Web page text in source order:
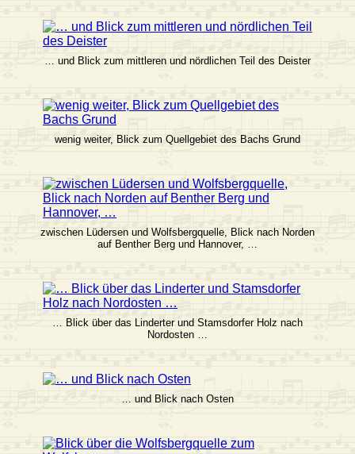
… und Blick zum mittleren und nördlichen Teil des Deister
wenig weiter, Blick zum Quellgebiet des Bachs Grund
zwischen Lüdersen und Wolfsbergquelle, Blick nach Norden
auf Benther Berg und Hannover, …
… Blick über das Linderter und Stamsdorfer Holz nach
Nordosten …
… und Blick nach Osten